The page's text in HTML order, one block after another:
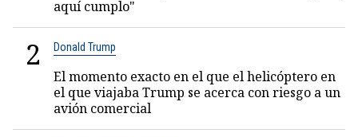
aquí cumplo"
2 Donald Trump
El momento exacto en el que el helicóptero en
el que viajaba Trump se acerca con riesgo a un
avión comercial